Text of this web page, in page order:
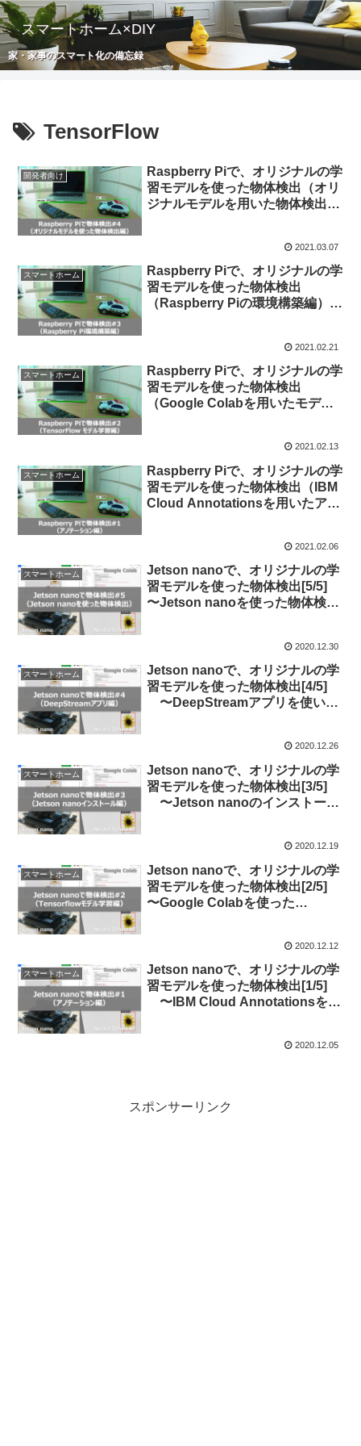
スマートホーム×DIY
家・家事のスマート化の備忘録
TensorFlow
開発者向け
Raspberry Piで、オリジナルの学
習モデルを使った物体検出（オリ
ジナルモデルを用いた物体検出
2021.03.07
スマートホーム
Raspberry Piで、オリジナルの学
習モデルを使った物体検出
（Raspberry Piの環境構築編）
2021.02.21
スマートホーム
Raspberry Piで、オリジナルの学
習モデルを使った物体検出
（Google Colabを用いたモデル
2021.02.13
スマートホーム
Raspberry Piで、オリジナルの学
習モデルを使った物体検出（IBM
Cloud Annotationsを用いたアノ
2021.02.06
スマートホーム
Jetson nanoで、オリジナルの学
習モデルを使った物体検出[5/5]
〜Jetson nanoを使った物体検
2020.12.30
スマートホーム
Jetson nanoで、オリジナルの学
習モデルを使った物体検出[4/5]
〜DeepStreamアプリを使いこ
2020.12.26
スマートホーム
Jetson nanoで、オリジナルの学
習モデルを使った物体検出[3/5]
〜Jetson nanoのインストー
2020.12.19
スマートホーム
Jetson nanoで、オリジナルの学
習モデルを使った物体検出[2/5]
〜Google Colabを使った
2020.12.12
スマートホーム
Jetson nanoで、オリジナルの学
習モデルを使った物体検出[1/5]
〜IBM Cloud Annotationsを使
2020.12.05
スポンサーリンク